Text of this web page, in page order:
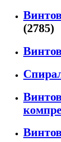
(2785)